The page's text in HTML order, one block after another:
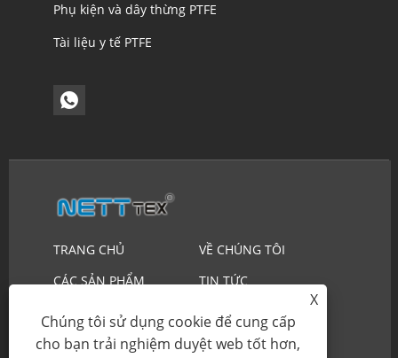
Phụ kiện và dây thừng PTFE
Tài liệu y tế PTFE
TRANG CHỦ
VỀ CHÚNG TÔI
CÁC SẢN PHẨM
TIN TỨC
TẢI XUỐNG
GỬI YÊU CẦU
LIÊN HỆ CHÚNG TÔI
X
Chúng tôi sử dụng cookie để cung cấp
cho bạn trải nghiệm duyệt web tốt hơn,